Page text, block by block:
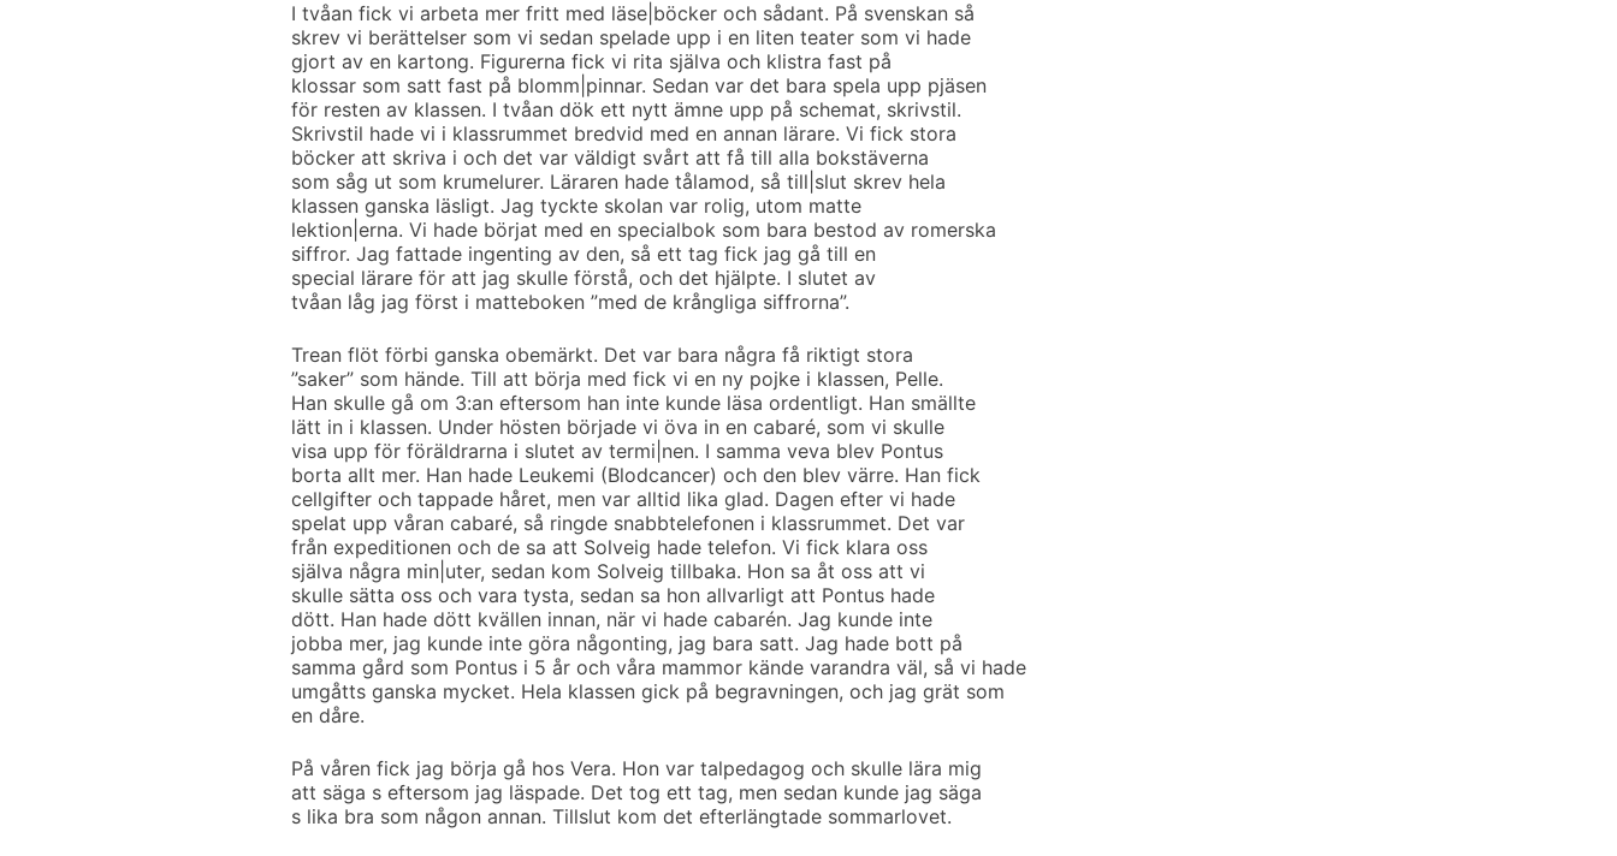
I tvåan fick vi arbeta mer fritt med läse|böcker och sådant. På svenskan så
skrev vi berättelser som vi sedan spelade upp i en liten teater som vi hade
gjort av en kartong. Figurerna fick vi rita själva och klistra fast på
klossar som satt fast på blomm|pinnar. Sedan var det bara spela upp pjäsen
för resten av klassen. I tvåan dök ett nytt ämne upp på schemat, skrivstil.
Skrivstil hade vi i klassrummet bredvid med en annan lärare. Vi fick stora
böcker att skriva i och det var väldigt svårt att få till alla bokstäverna
som såg ut som krumelurer. Läraren hade tålamod, så till|slut skrev hela
klassen ganska läsligt. Jag tyckte skolan var rolig, utom matte
lektion|erna. Vi hade börjat med en specialbok som bara bestod av romerska
siffror. Jag fattade ingenting av den, så ett tag fick jag gå till en
special lärare för att jag skulle förstå, och det hjälpte. I slutet av
tvåan låg jag först i matteboken ”med de krångliga siffrorna”.
Trean flöt förbi ganska obemärkt. Det var bara några få riktigt stora
”saker” som hände. Till att börja med fick vi en ny pojke i klassen, Pelle.
Han skulle gå om 3:an eftersom han inte kunde läsa ordentligt. Han smällte
lätt in i klassen. Under hösten började vi öva in en cabaré, som vi skulle
visa upp för föräldrarna i slutet av termi|nen. I samma veva blev Pontus
borta allt mer. Han hade Leukemi (Blodcancer) och den blev värre. Han fick
cellgifter och tappade håret, men var alltid lika glad. Dagen efter vi hade
spelat upp våran cabaré, så ringde snabbtelefonen i klassrummet. Det var
från expeditionen och de sa att Solveig hade telefon. Vi fick klara oss
själva några min|uter, sedan kom Solveig tillbaka. Hon sa åt oss att vi
skulle sätta oss och vara tysta, sedan sa hon allvarligt att Pontus hade
dött. Han hade dött kvällen innan, när vi hade cabarén. Jag kunde inte
jobba mer, jag kunde inte göra någonting, jag bara satt. Jag hade bott på
samma gård som Pontus i 5 år och våra mammor kände varandra väl, så vi hade
umgåtts ganska mycket. Hela klassen gick på begravningen, och jag grät som
en dåre.
På våren fick jag börja gå hos Vera. Hon var talpedagog och skulle lära mig
att säga s eftersom jag läspade. Det tog ett tag, men sedan kunde jag säga
s lika bra som någon annan. Tillslut kom det efterlängtade sommarlovet.